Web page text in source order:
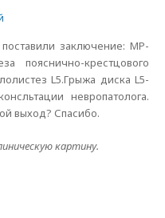
заключение: МР-
пояснично-крестцового
L5.Грыжа диска L5-
невропатолога.
выход? Спасибо.
картину.